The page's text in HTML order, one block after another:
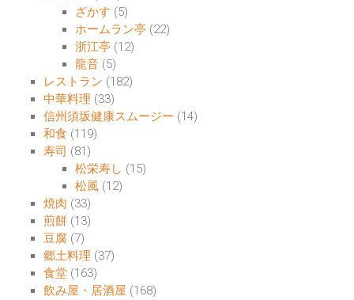
ざかす (5)
ホームラン亭 (22)
浙江亭 (12)
龍音 (5)
レストラン (182)
中華料理 (33)
信州須坂健康スムージー (14)
和食 (119)
寿司 (81)
松栄寿し (15)
松風 (12)
焼肉 (33)
煎餅 (13)
豆腐 (7)
郷土料理 (37)
食堂 (163)
飲み屋・居酒屋 (168)